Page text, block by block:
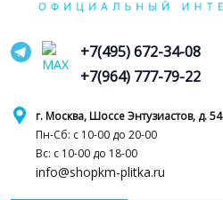
г. Москва, Шоссе Энтузиастов, д. 54
Пн-Сб: с 10-00 до 20-00
Вс: с 10-00 до 18-00
info@shopkm-plitka.ru
+7(495) 672-34-08
+7(964) 777-79-22